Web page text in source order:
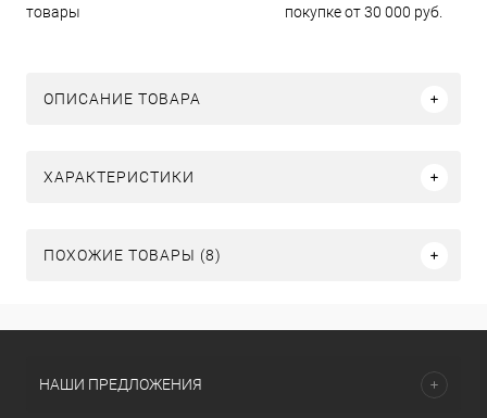
товары
покупке от 30 000 руб.
ОПИСАНИЕ ТОВАРА
ХАРАКТЕРИСТИКИ
ПОХОЖИЕ ТОВАРЫ (8)
НАШИ ПРЕДЛОЖЕНИЯ